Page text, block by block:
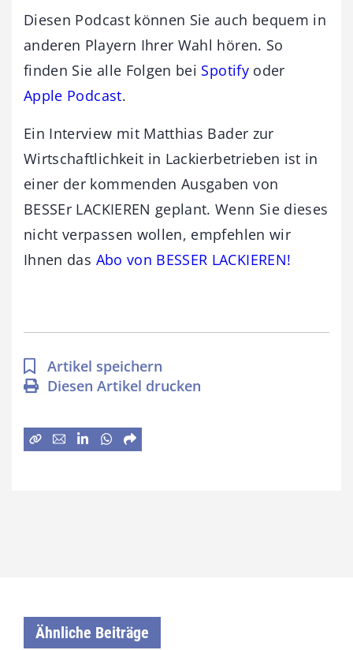
Diesen Podcast können Sie auch bequem in
anderen Playern Ihrer Wahl hören. So
finden Sie alle Folgen bei Spotifyoder
Apple Podcast.
Ein Interview mit Matthias Bader zur
Wirtschaftlichkeit in Lackierbetrieben ist in
einer der kommenden Ausgaben von
BESSEr LACKIEREN geplant. Wenn Sie dieses
nicht verpassen wollen, empfehlen wir
Ihnen das Abo von BESSER LACKIEREN!
Artikel speichern
Diesen Artikel drucken
Ähnliche Beiträge